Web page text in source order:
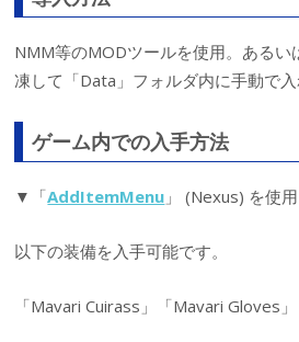
NMM等のMODツールを使用。あるい
凍して「Data」フォルダ内に手動で
ゲーム内での入手方法
▼「AddItemMenu 」 (Nexus) を使用
以下の装備を入手可能です。
「Mavari Cuirass」「Mavari Gloves